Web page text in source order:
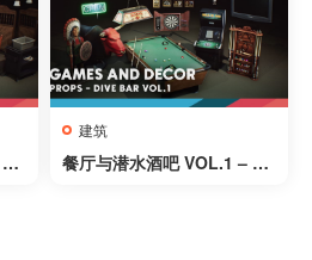
建筑
餐厅与潜水酒吧 VOL.1 – Re